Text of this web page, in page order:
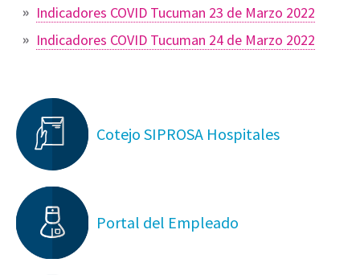
Indicadores COVID Tucuman 23 de Marzo 2022
Indicadores COVID Tucuman 24 de Marzo 2022
Cotejo SIPROSA Hospitales
Portal del Empleado